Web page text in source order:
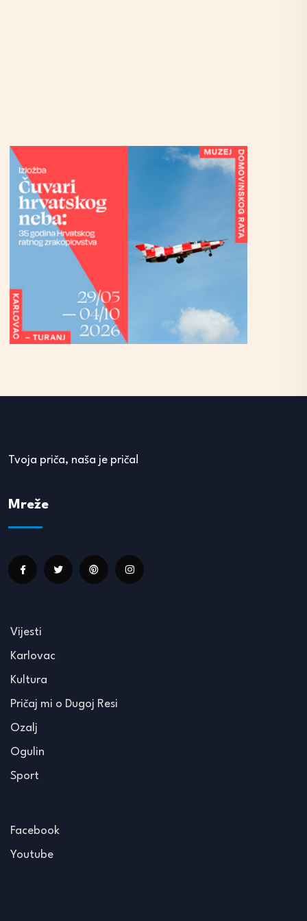
Tvoja priča, naša je priča!
Mreže
Vijesti
Karlovac
Kultura
Pričaj mi o Dugoj Resi
Ozalj
Ogulin
Sport
Facebook
Youtube